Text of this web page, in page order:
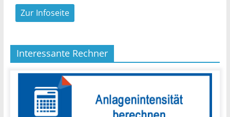
Zur Infoseite
Interessante Rechner